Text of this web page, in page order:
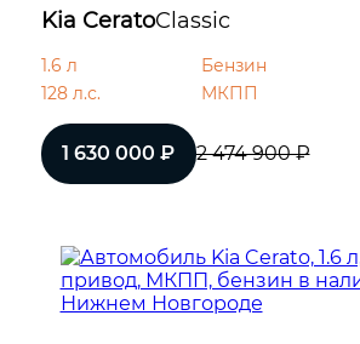
Kia CeratoClassic
1.6 л Бензин
128 л.с.
МКПП
1 630 000 ₽ 2 474 900 ₽